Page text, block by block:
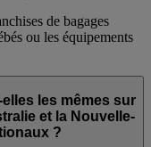
de bagages
ou les équipements
les mêmes sur
et la Nouvelle-
?